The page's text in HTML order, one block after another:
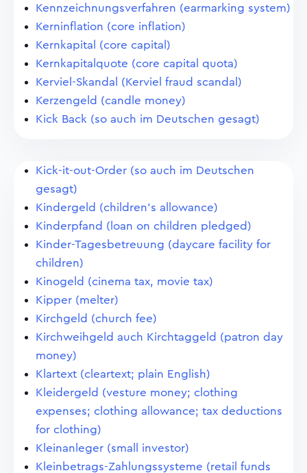
Kennzeichnungsverfahren (earmarking system)
Kerninflation (core inflation)
Kernkapital (core capital)
Kernkapitalquote (core capital quota)
Kerviel-Skandal (Kerviel fraud scandal)
Kerzengeld (candle money)
Kick Back (so auch im Deutschen gesagt)
Kick-it-out-Order (so auch im Deutschen
gesagt)
Kindergeld (children's allowance)
Kinderpfand (loan on children pledged)
Kinder-Tagesbetreuung (daycare facility for
children)
Kinogeld (cinema tax, movie tax)
Kipper (melter)
Kirchgeld (church fee)
Kirchweihgeld auch Kirchtaggeld (patron day
money)
Klartext (cleartext; plain English)
Kleidergeld (vesture money; clothing
expenses; clothing allowance; tax deductions
for clothing)
Kleinanleger (small investor)
Kleinbetrags-Zahlungssysteme (retail funds